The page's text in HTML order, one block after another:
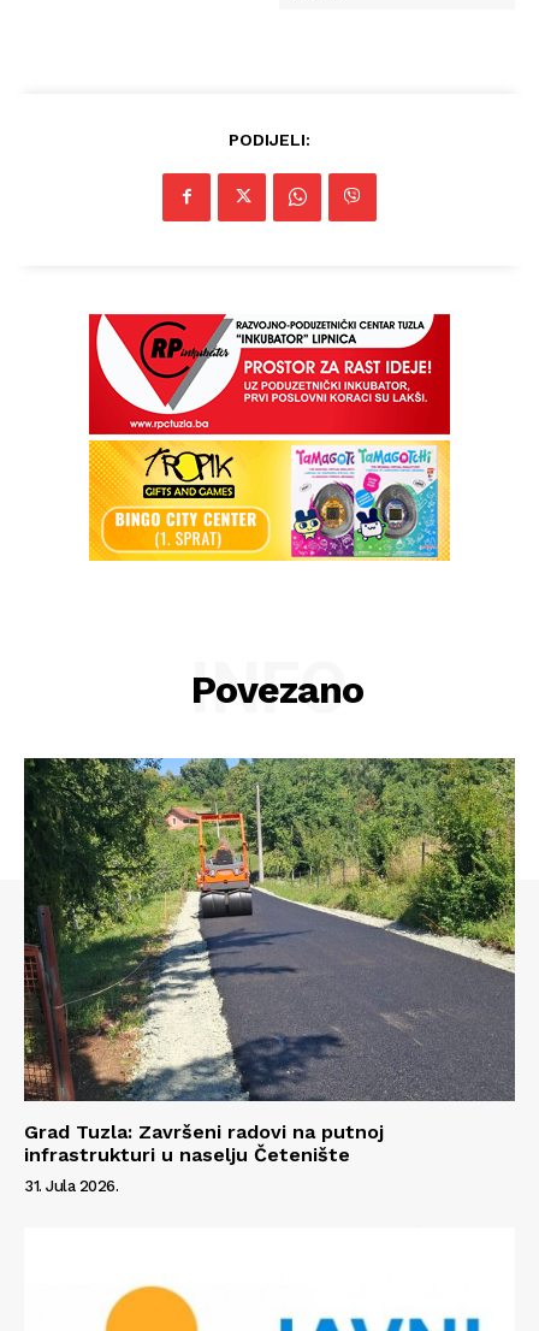
PODIJELI:
Povezano
INFO
Grad Tuzla: Završeni radovi na putnoj
infrastrukturi u naselju Četenište
31. Jula 2026.